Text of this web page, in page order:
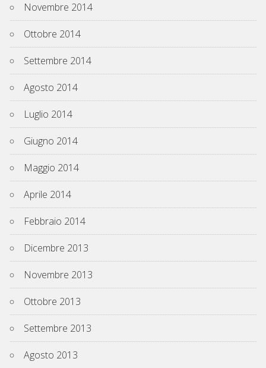
Novembre 2014
Ottobre 2014
Settembre 2014
Agosto 2014
Luglio 2014
Giugno 2014
Maggio 2014
Aprile 2014
Febbraio 2014
Dicembre 2013
Novembre 2013
Ottobre 2013
Settembre 2013
Agosto 2013